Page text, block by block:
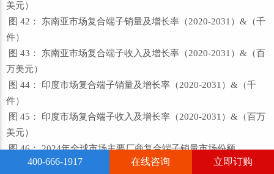
美元）
图 42： 东南亚市场复合端子销量及增长率（2020-2031）&（千
件）
图 43： 东南亚市场复合端子收入及增长率（2020-2031）&（百
万美元）
图 44： 印度市场复合端子销量及增长率（2020-2031）&（千
件）
图 45： 印度市场复合端子收入及增长率（2020-2031）&（百万
美元）
图 46： 2024年全球市场主要厂商复合端子销量市场份额
图 47： 2024年全球市场主要厂商复合端子收入市场份额
400-666-1917 在线咨询 立即订购